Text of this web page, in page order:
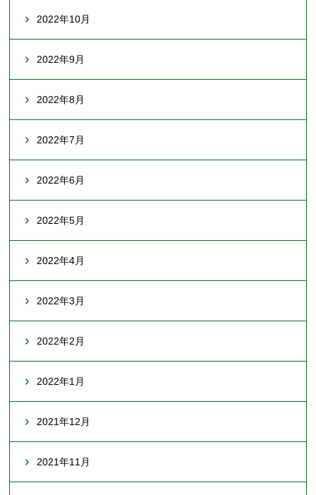
2022年10月
2022年9月
2022年8月
2022年7月
2022年6月
2022年5月
2022年4月
2022年3月
2022年2月
2022年1月
2021年12月
2021年11月